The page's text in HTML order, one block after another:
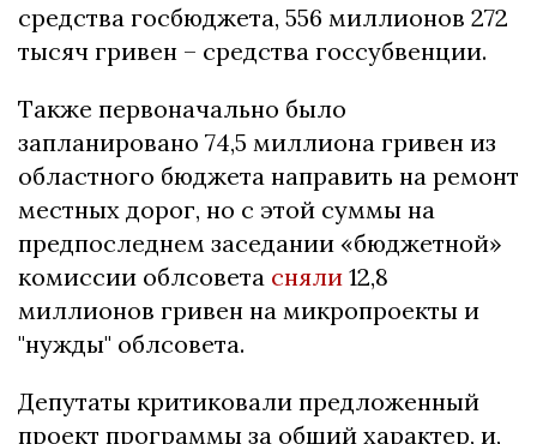
средства госбюджета, 556 миллионов 272
тысяч гривен – средства госсубвенции.
Также первоначально было
запланировано 74,5 миллиона гривен из
областного бюджета направить на ремонт
местных дорог, но с этой суммы на
предпоследнем заседании «бюджетной»
комиссии облсовета сняли 12,8
миллионов гривен на микропроекты и
"нужды" облсовета.
Депутаты критиковали предложенный
проект программы за общий характер, и,